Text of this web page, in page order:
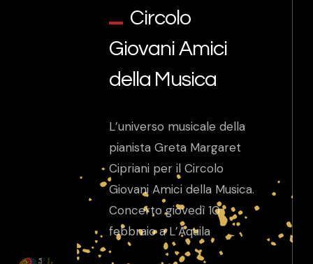
Circolo
Giovani Amici
della Musica
L’universo musicale della
pianista Greta Margaret
Cipriani per il Circolo
Giovani Amici della Musica.
Concerto giovedì 10
febbraio a L’Aquila